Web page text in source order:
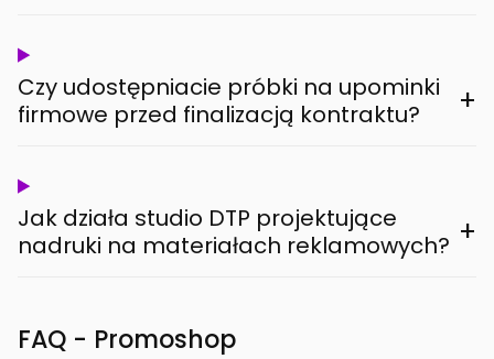
Czy udostępniacie próbki na upominki
firmowe przed finalizacją kontraktu?
+
Jak działa studio DTP projektujące
nadruki na materiałach reklamowych? +
FAQ - Promoshop